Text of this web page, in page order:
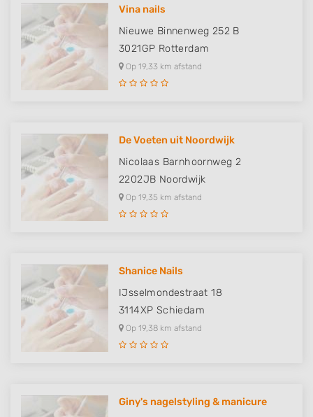
Vina nails
Nieuwe Binnenweg 252 B
3021GP Rotterdam
Op 19,33 km afstand
De Voeten uit Noordwijk
Nicolaas Barnhoornweg 2
2202JB Noordwijk
Op 19,35 km afstand
Shanice Nails
IJsselmondestraat 18
3114XP Schiedam
Op 19,38 km afstand
Giny's nagelstyling & manicure